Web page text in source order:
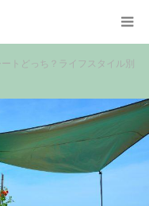
トどっち？ライフスタイル別